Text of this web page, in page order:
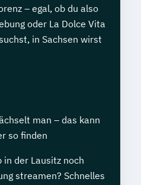
– egal, ob du also
oder La Dolce Vita
in Sachsen wirst
man – das kann
so finden
in der Lausitz noch
streamen? Schnelles